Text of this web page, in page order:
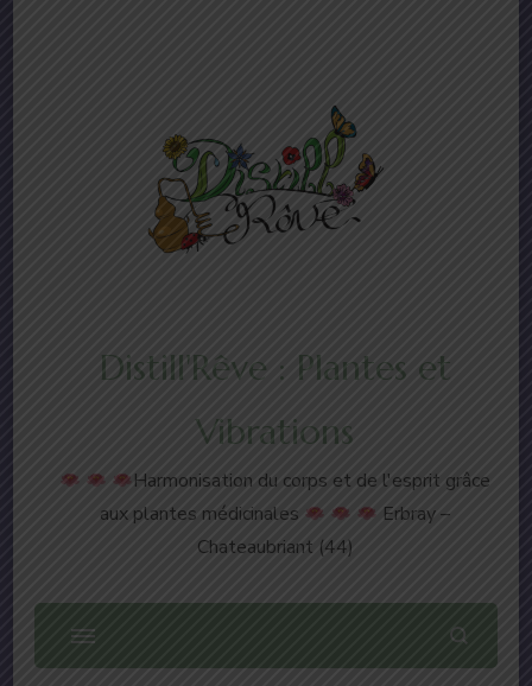
Distill'Rêve : Plantes et
Vibrations
Harmonisation du corps et de l'esprit grâce
aux plantes médicinales
Erbray –
Chateaubriant (44)